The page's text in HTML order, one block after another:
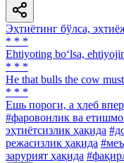
Эҳтиётинг бўлса,
* * *
Ehtiyoting bo‘lsa,
* * *
He that bulls the cow
* * *
Ешь пороги, а хлеб
#фаровонлик ва
эҳтиётсизлик ҳақида
режасизлик ҳақида
зарурият ҳақида